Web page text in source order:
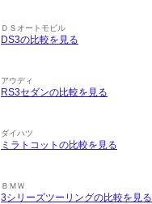
ＤＳオートモビル
DS3の比較を見る
アウディ
RS3セダンの比較を見る
ダイハツ
ミラトコットの比較を見る
ＢＭＷ
3シリーズツーリングの比較を見る